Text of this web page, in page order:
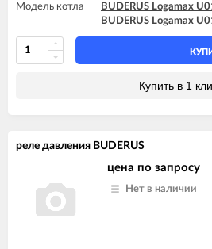
Модель котла
BUDERUS Logamax
BUDERUS Logamax
Купить в 1
реле давления BUDERUS
цена по запросу
Нет в наличии